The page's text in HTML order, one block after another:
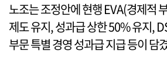
노조는 조정안에 현행 EVA(경제적
제도 유지, 성과급 상한 50% 유지,
부문 특별 경영 성과급 지급 등이 담